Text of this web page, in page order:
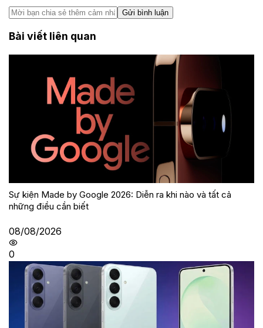
Gửi bình luận
Bài viết liên quan
Sự kiện Made by Google 2026: Diễn ra khi nào và tất cả
những điều cần biết
08/08/2026
0